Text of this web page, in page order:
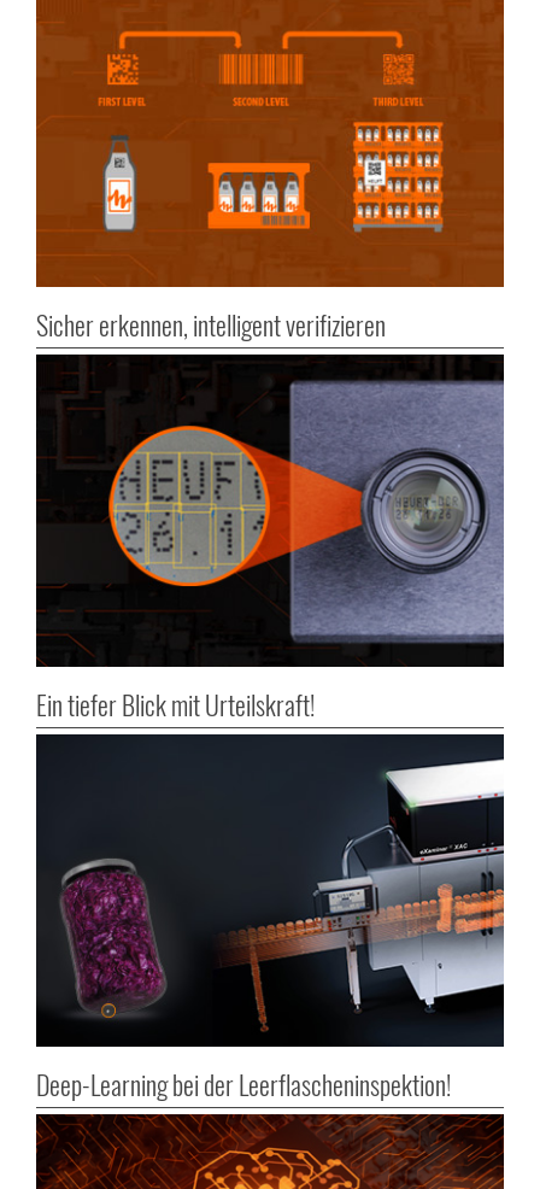
Sicher erkennen, intelligent verifizieren
Ein tiefer Blick mit Urteilskraft!
Deep-Learning bei der Leerflascheninspektion!